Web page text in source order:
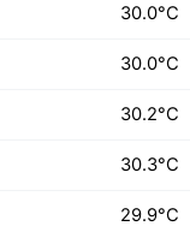
30.0°C
30.0°C
30.2°C
30.3°C
29.9°C